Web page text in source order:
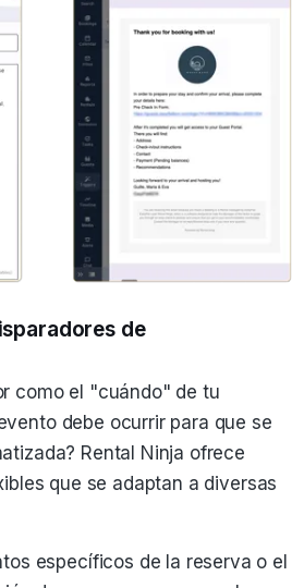
de
como el "cuándo" de tu
debe ocurrir para que se
Rental Ninja ofrece
que se adaptan a diversas
específicos de la reserva o el